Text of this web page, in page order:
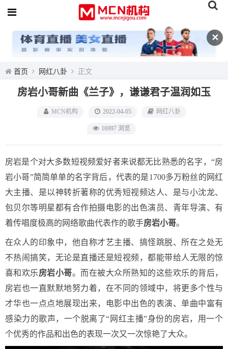
✕
首页 网红八卦 正文
房岩小哥新曲《兰子》，谦谦君子温润如玉
MCN机构 2022-04-05 网红八卦
16997 浏览
房岩是个对大多数短视频爱好者来说都无比熟悉的名字，“房
岩小哥”简简单单的名字背后，代表的是1700多万粉丝的网红
大主播、是以神转折著称的优秀短视频达人、是与小沈龙、
包贝尔等明星都有合作拍摄电影的出色演员、青年导演、有
着传唱度极高的网络歌曲代表作的歌手房岩小哥。
在众人的印象中，他自称才艺主播、搞怪跳脱、所在之处无
不热闹搞笑，无论是直播还是短视频，都能带给人无限的惊
喜和欢乐房岩小哥。而在被大众所熟知的这些欢乐的背后，
房岩也一直默默地努力着，在不同的领域中，将更多个性与
才华也一点点地展现出来，电影中出色的表演、单曲中富有
感染力的歌声，一个脱离了“网红主播”身份的房岩，用一个
个优秀的作品和出色的表现一次又一次惊艳了大众。